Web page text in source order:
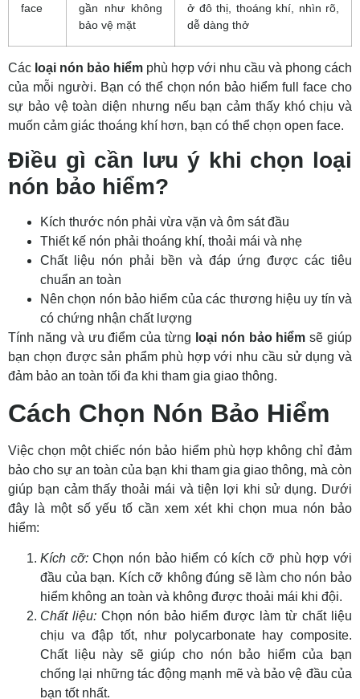
face
gần như không
bảo vệ mặt
ở đô thị, thoáng khí, nhìn rõ,
dễ dàng thở
Các loại nón bảo hiểm phù hợp với nhu cầu và phong cách
của mỗi người. Bạn có thể chọn nón bảo hiểm full face cho
sự bảo vệ toàn diện nhưng nếu bạn cảm thấy khó chịu và
muốn cảm giác thoáng khí hơn, bạn có thể chọn open face.
Điều gì cần lưu ý khi chọn loại
nón bảo hiểm?
Kích thước nón phải vừa vặn và ôm sát đầu
Thiết kế nón phải thoáng khí, thoải mái và nhẹ
Chất liệu nón phải bền và đáp ứng được các tiêu
chuẩn an toàn
Nên chọn nón bảo hiểm của các thương hiệu uy tín và
có chứng nhận chất lượng
Tính năng và ưu điểm của từng loại nón bảo hiểm sẽ giúp
bạn chọn được sản phẩm phù hợp với nhu cầu sử dụng và
đảm bảo an toàn tối đa khi tham gia giao thông.
Cách Chọn Nón Bảo Hiểm
Việc chọn một chiếc nón bảo hiểm phù hợp không chỉ đảm
bảo cho sự an toàn của bạn khi tham gia giao thông, mà còn
giúp bạn cảm thấy thoải mái và tiện lợi khi sử dụng. Dưới
đây là một số yếu tố cần xem xét khi chọn mua nón bảo
hiểm:
Kích cỡ:Chọn nón bảo hiểm có kích cỡ phù hợp với
đầu của bạn. Kích cỡ không đúng sẽ làm cho nón bảo
hiểm không an toàn và không được thoải mái khi đội.
Chất liệu: Chọn nón bảo hiểm được làm từ chất liệu
chịu va đập tốt, như polycarbonate hay composite.
Chất liệu này sẽ giúp cho nón bảo hiểm của bạn
chống lại những tác động mạnh mẽ và bảo vệ đầu của
bạn tốt nhất.